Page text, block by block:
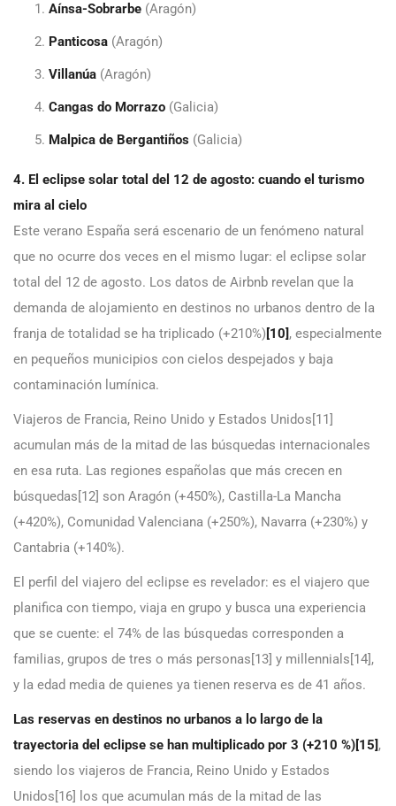
Aínsa-Sobrarbe (Aragón)
Panticosa (Aragón)
Villanúa (Aragón)
Cangas do Morrazo (Galicia)
Malpica de Bergantiños (Galicia)
4. El eclipse solar total del 12 de agosto: cuando el turismo
mira al cielo
Este verano España será escenario de un fenómeno natural
que no ocurre dos veces en el mismo lugar: el eclipse solar
total del 12 de agosto. Los datos de Airbnb revelan que la
demanda de alojamiento en destinos no urbanos dentro de la
franja de totalidad se ha triplicado (+210%) [10] , especialmente
en pequeños municipios con cielos despejados y baja
contaminación lumínica.
Viajeros de Francia, Reino Unido y Estados Unidos[11]
acumulan más de la mitad de las búsquedas internacionales
en esa ruta. Las regiones españolas que más crecen en
búsquedas[12] son Aragón (+450%), Castilla-La Mancha
(+420%), Comunidad Valenciana (+250%), Navarra (+230%) y
Cantabria (+140%).
El perfil del viajero del eclipse es revelador: es el viajero que
planifica con tiempo, viaja en grupo y busca una experiencia
que se cuente: el 74% de las búsquedas corresponden a
familias, grupos de tres o más personas[13] y millennials[14],
y la edad media de quienes ya tienen reserva es de 41 años.
Las reservas en destinos no urbanos a lo largo de la
trayectoria del eclipse se han multiplicado por 3 (+210 %)[15] ,
siendo los viajeros de Francia, Reino Unido y Estados
Unidos[16] los que acumulan más de la mitad de las